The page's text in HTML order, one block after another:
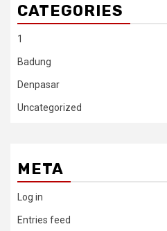
CATEGORIES
1
Badung
Denpasar
Uncategorized
META
Log in
Entries feed